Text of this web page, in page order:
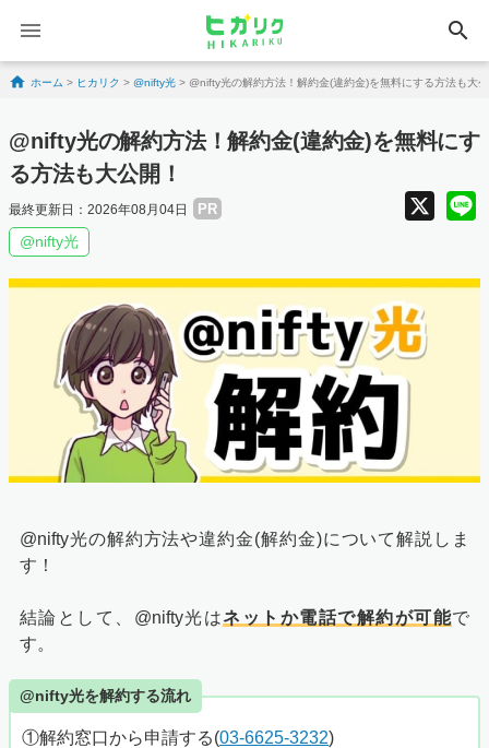
search
Skip to content
ホーム > ヒカリク > @nifty光 > @nifty光の解約方法！解約金(違約金)を無料にする方法も大
@nifty光の解約方法！解約金(違約金)を無料にす
る方法も大公開！
最終更新日：2026年08月04日 PR X
@nifty光
@nifty光の解約方法や違約金(解約金)について解説しま
す！
結論として、@nifty光はネットか電話で解約が可能で
す。
@nifty光を解約する流れ
①解約窓口から申請する(03-6625-3232)